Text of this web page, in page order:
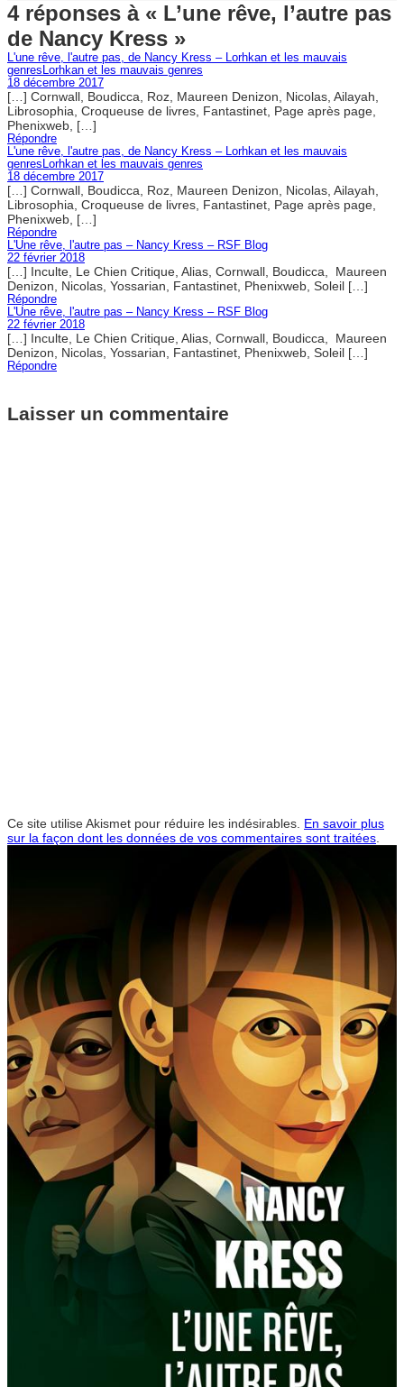
4 réponses à « L’une rêve, l’autre pas
de Nancy Kress »
L'une rêve, l'autre pas, de Nancy Kress – Lorhkan et les mauvais
genresLorhkan et les mauvais genres
18 décembre 2017
[…] Cornwall, Boudicca, Roz, Maureen Denizon, Nicolas, Ailayah,
Librosophia, Croqueuse de livres, Fantastinet, Page après page,
Phenixweb, […]
Répondre
L'une rêve, l'autre pas, de Nancy Kress – Lorhkan et les mauvais
genresLorhkan et les mauvais genres
18 décembre 2017
[…] Cornwall, Boudicca, Roz, Maureen Denizon, Nicolas, Ailayah,
Librosophia, Croqueuse de livres, Fantastinet, Page après page,
Phenixweb, […]
Répondre
L'Une rêve, l'autre pas – Nancy Kress – RSF Blog
22 février 2018
[…] Inculte, Le Chien Critique, Alias, Cornwall, Boudicca, Maureen
Denizon, Nicolas, Yossarian, Fantastinet, Phenixweb, Soleil […]
Répondre
L'Une rêve, l'autre pas – Nancy Kress – RSF Blog
22 février 2018
[…] Inculte, Le Chien Critique, Alias, Cornwall, Boudicca, Maureen
Denizon, Nicolas, Yossarian, Fantastinet, Phenixweb, Soleil […]
Répondre
Laisser un commentaire
Ce site utilise Akismet pour réduire les indésirables. En savoir plus
sur la façon dont les données de vos commentaires sont traitées.